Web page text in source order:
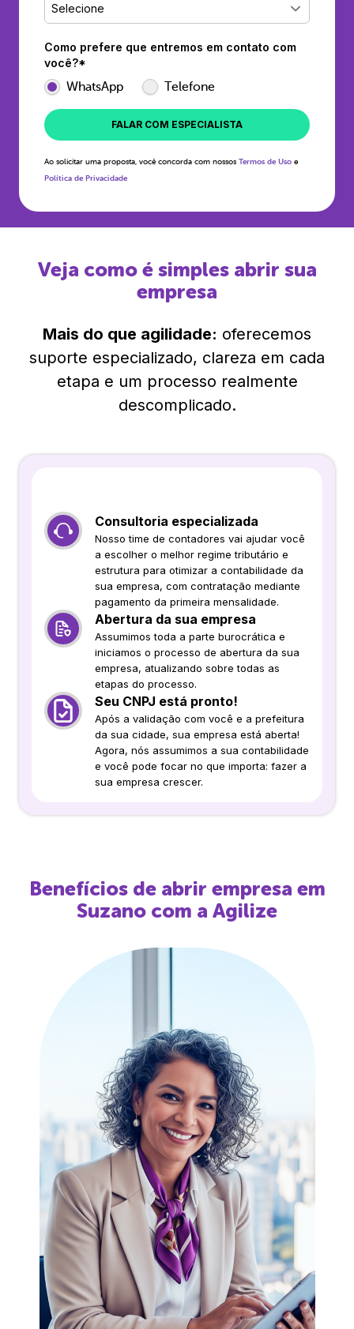
Selecione
Como prefere que entremos em contato com
você?*
WhatsApp Telefone
FALAR COM ESPECIALISTA
Ao solicitar uma proposta, você concorda com nossos Termos de Uso e
Política de Privacidade
Veja como é simples abrir sua
empresa
Mais do que agilidade: oferecemos
suporte especializado, clareza em cada
etapa e um processo realmente
descomplicado.
Consultoria especializada
Nosso time de contadores vai ajudar você
a escolher o melhor regime tributário e
estrutura para otimizar a contabilidade da
sua empresa, com contratação mediante
pagamento da primeira mensalidade.
Abertura da sua empresa
Assumimos toda a parte burocrática e
iniciamos o processo de abertura da sua
empresa, atualizando sobre todas as
etapas do processo.
Seu CNPJ está pronto!
Após a validação com você e a prefeitura
da sua cidade, sua empresa está aberta!
Agora, nós assumimos a sua contabilidade
e você pode focar no que importa: fazer a
sua empresa crescer.
Benefícios de abrir empresa em
Suzano com a Agilize